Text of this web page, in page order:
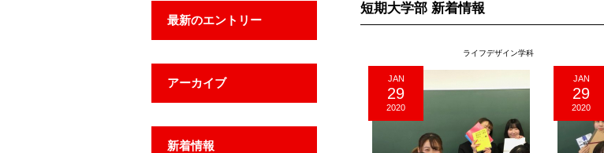
最新のエントリー
アーカイブ
新着情報
短期大学部 新着情報
ライフデザイン学科
JAN
29
2020
JAN
29
2020